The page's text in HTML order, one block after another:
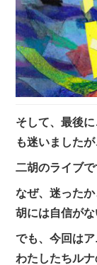
そして、最後
も迷いました
二胡のライブで
なぜ、迷った
胡には自信がな
でも、今回は
わたしたちル